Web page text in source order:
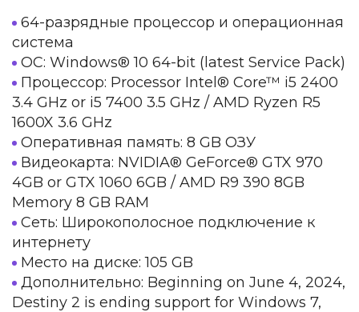
64-разрядные процессор и операционная
система
ОС: Windows® 10 64-bit (latest Service Pack)
Процессор: Processor Intel® Core™ i5 2400
3.4 GHz or i5 7400 3.5 GHz / AMD Ryzen R5
1600X 3.6 GHz
Оперативная память: 8 GB ОЗУ
Видеокарта: NVIDIA® GeForce® GTX 970
4GB or GTX 1060 6GB / AMD R9 390 8GB
Memory 8 GB RAM
Сеть: Широкополосное подключение к
интернету
Место на диске: 105 GB
Дополнительно: Beginning on June 4, 2024,
Destiny 2 is ending support for Windows 7,